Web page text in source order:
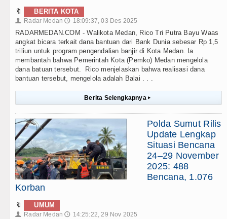
🔖 BERITA KOTA
👤 Radar Medan 🕔 18:09:37, 03 Des 2025
RADARMEDAN.COM - Walikota Medan, Rico Tri Putra Bayu Waas
angkat bicara terkait dana bantuan dari Bank Dunia sebesar Rp 1,5
triliun untuk program pengendalian banjir di Kota Medan. Ia
membantah bahwa Pemerintah Kota (Pemko) Medan mengelola
dana batuan tersebut. Rico menjelaskan bahwa realisasi dana
bantuan tersebut, mengelola adalah Balai . . .
Berita Selengkapnya ▸
Polda Sumut Rilis
Update Lengkap
Situasi Bencana
24–29 November
2025: 488
Bencana, 1.076
Korban
🔖 UMUM
👤 Radar Medan 🕔 14:25:22, 29 Nov 2025